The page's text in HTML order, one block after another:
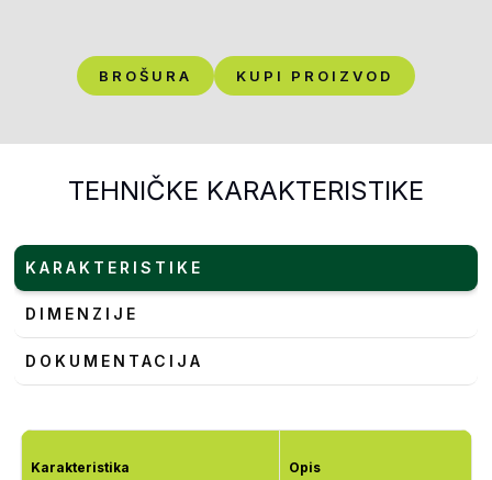
BROŠURA KUPI PROIZVOD
TEHNIČKE KARAKTERISTIKE
KARAKTERISTIKE
DIMENZIJE
DOKUMENTACIJA
Karakteristika Opis